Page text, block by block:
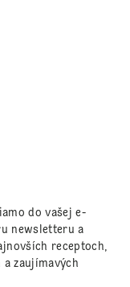
do vašej e-
newsletteru a
receptoch,
zaujímavých